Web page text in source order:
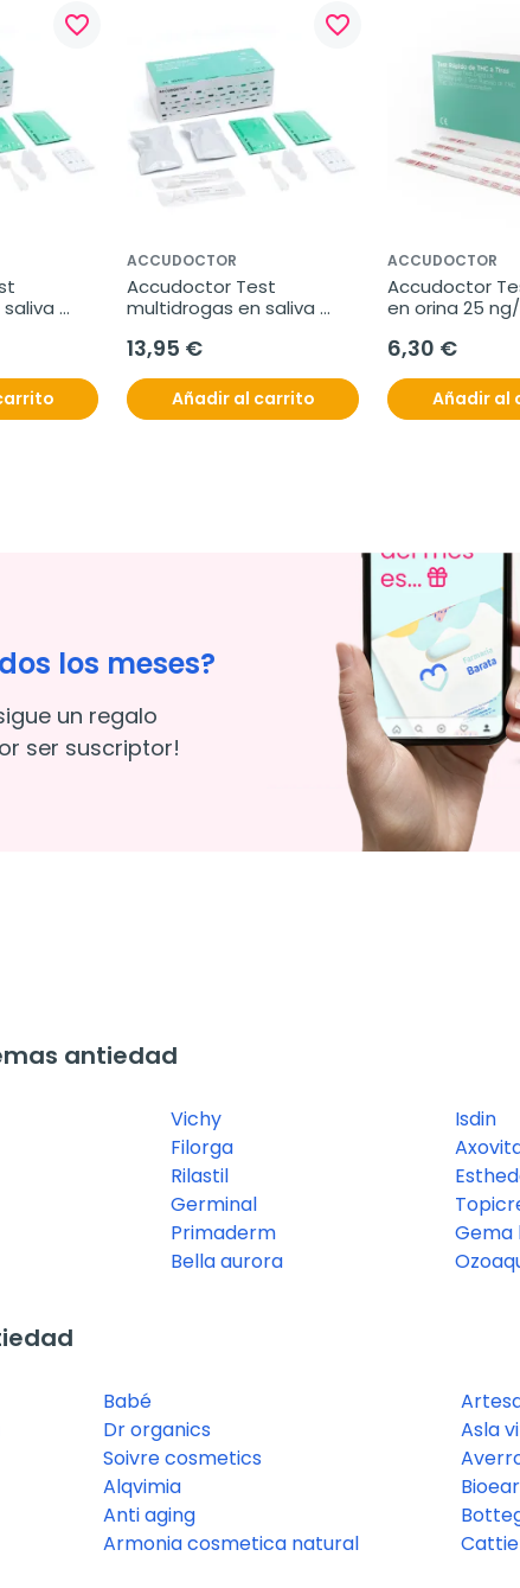
favorite_border favorite_border
ACCUDOCTOR
Accudoctor Test
multidrogas en saliva
Caja 2 pruebas
13,95 €
Añadir al carrito
ACCUDOCTOR
Accudoctor
en orina 25
6,30 €
Añadir al
los meses?
un regalo
ser suscriptor!
antiedad
Vichy
Filorga
Rilastil
Germinal
Primaderm
Bella aurora
Isdin
Gema
Babé
Dr organics
Soivre cosmetics
Alqvimia
Anti aging
Armonia cosmetica natural
Asla